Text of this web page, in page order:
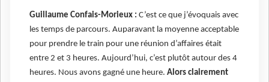
Guillaume Confais-Morieux : C’est ce que j’évoquais avec
les temps de parcours. Auparavant la moyenne acceptable
pour prendre le train pour une réunion d’affaires était
entre 2 et 3 heures. Aujourd’hui, c’est plutôt autour des 4
heures. Nous avons gagné une heure. Alors clairement